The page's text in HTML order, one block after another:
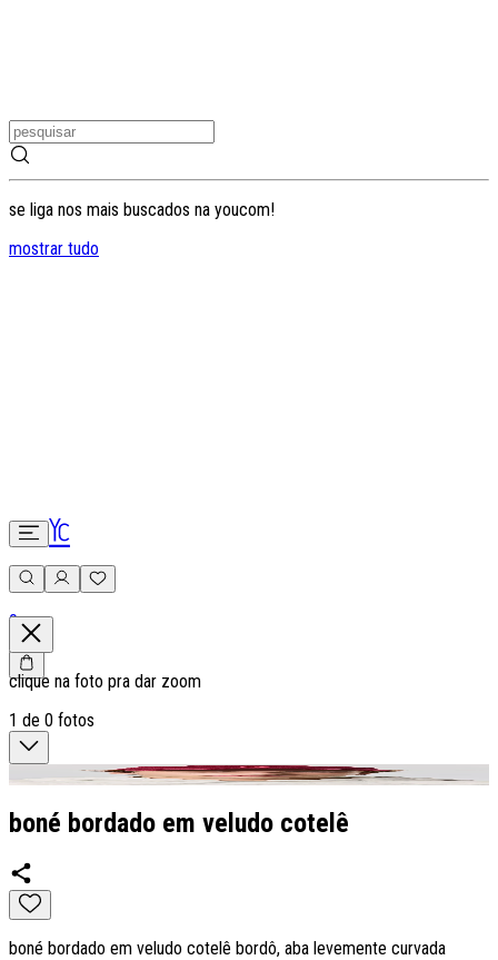
se liga nos mais buscados na youcom!
mostrar tudo
0
clique na foto pra dar zoom
1 de 0 fotos
boné bordado em veludo cotelê
boné bordado em veludo cotelê bordô, aba levemente curvada